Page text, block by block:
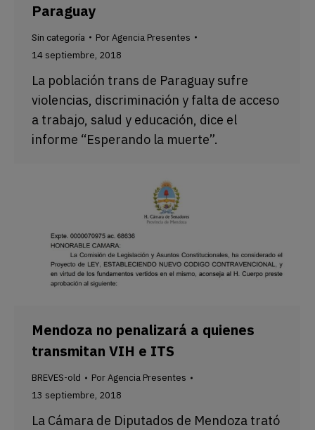
Paraguay
Sin categoría PorAgencia Presentes
14 septiembre, 2018
La población trans de Paraguay sufre
violencias, discriminación y falta de acceso
a trabajo, salud y educación, dice el
informe “Esperando la muerte”.
Mendoza no penalizará a quienes
transmitan VIH e ITS
BREVES-old PorAgencia Presentes
13 septiembre, 2018
La Cámara de Diputados de Mendoza trató